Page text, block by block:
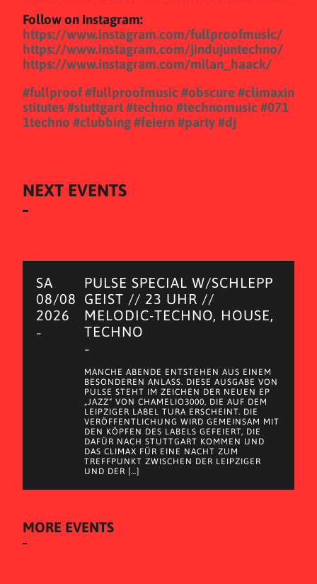
Follow on Instagram:
https://www.instagram.com/fullproofmusic/
https://www.instagram.com/jindujuntechno/
https://www.instagram.com/milan_haack/
#fullproof#fullproofmusic#obscure#climaxin
stitutes#stuttgart#techno #technomusic#071
1techno #clubbing#feiern#party#dj
NEXT EVENTS
SA
08/08
2026
–
PULSE SPECIAL W/SCHLEPP
GEIST // 23 UHR //
MELODIC-TECHNO, HOUSE,
TECHNO
–
MANCHE ABENDE ENTSTEHEN AUS EINEM
BESONDEREN ANLASS. DIESE AUSGABE VON
PULSE STEHT IM ZEICHEN DER NEUEN EP
„JAZZ“ VON CHAMELIO3000, DIE AUF DEM
LEIPZIGER LABEL TURA ERSCHEINT. DIE
VERÖFFENTLICHUNG WIRD GEMEINSAM MIT
DEN KÖPFEN DES LABELS GEFEIERT, DIE
DAFÜR NACH STUTTGART KOMMEN UND
DAS CLIMAX FÜR EINE NACHT ZUM
TREFFPUNKT ZWISCHEN DER LEIPZIGER
UND DER […]
MORE EVENTS